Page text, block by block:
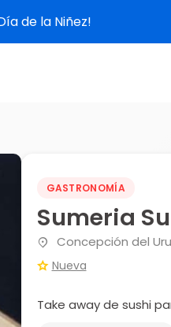
de la Niñez!
GASTRONOMÍA
Sumeria
Concepción del
Nueva
Take away de sushi